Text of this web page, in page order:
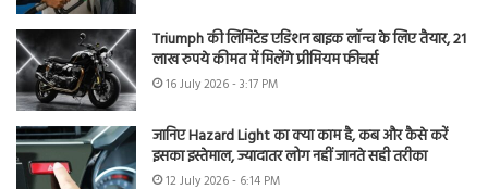
Triumph की लिमिटेड एडिशन बाइक लॉन्च के लिए तैयार, 21
लाख रुपये कीमत में मिलेंगे प्रीमियम फीचर्स
16 July 2026 - 3:17 PM
जानिए Hazard Light का क्या काम है, कब और कैसे करें
इसका इस्तेमाल, ज्यादातर लोग नहीं जानते सही तरीका
12 July 2026 - 6:14 PM